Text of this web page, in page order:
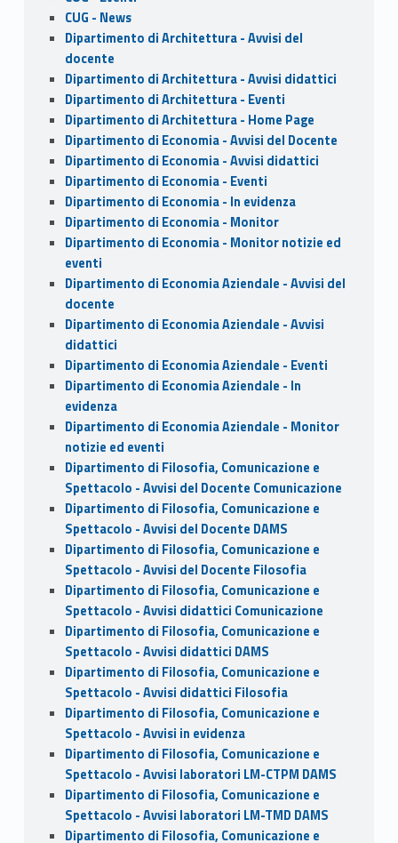
CUG - News
Dipartimento di Architettura - Avvisi del
docente
Dipartimento di Architettura - Avvisi didattici
Dipartimento di Architettura - Eventi
Dipartimento di Architettura - Home Page
Dipartimento di Economia - Avvisi del Docente
Dipartimento di Economia - Avvisi didattici
Dipartimento di Economia - Eventi
Dipartimento di Economia - In evidenza
Dipartimento di Economia - Monitor
Dipartimento di Economia - Monitor notizie ed
eventi
Dipartimento di Economia Aziendale - Avvisi del
docente
Dipartimento di Economia Aziendale - Avvisi
didattici
Dipartimento di Economia Aziendale - Eventi
Dipartimento di Economia Aziendale - In
evidenza
Dipartimento di Economia Aziendale - Monitor
notizie ed eventi
Dipartimento di Filosofia, Comunicazione e
Spettacolo - Avvisi del Docente Comunicazione
Dipartimento di Filosofia, Comunicazione e
Spettacolo - Avvisi del Docente DAMS
Dipartimento di Filosofia, Comunicazione e
Spettacolo - Avvisi del Docente Filosofia
Dipartimento di Filosofia, Comunicazione e
Spettacolo - Avvisi didattici Comunicazione
Dipartimento di Filosofia, Comunicazione e
Spettacolo - Avvisi didattici DAMS
Dipartimento di Filosofia, Comunicazione e
Spettacolo - Avvisi didattici Filosofia
Dipartimento di Filosofia, Comunicazione e
Spettacolo - Avvisi in evidenza
Dipartimento di Filosofia, Comunicazione e
Spettacolo - Avvisi laboratori LM-CTPM DAMS
Dipartimento di Filosofia, Comunicazione e
Spettacolo - Avvisi laboratori LM-TMD DAMS
Dipartimento di Filosofia, Comunicazione e